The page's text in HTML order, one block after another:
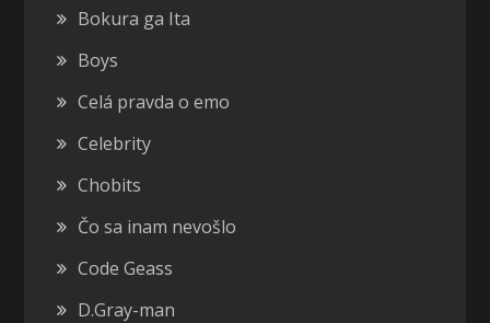
Bokura ga Ita
Boys
Celá pravda o emo
Celebrity
Chobits
Čo sa inam nevošlo
Code Geass
D.Gray-man